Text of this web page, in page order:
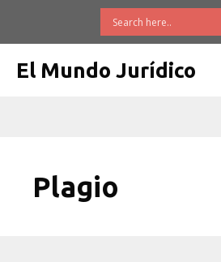
El Mundo Jurídico
Plagio